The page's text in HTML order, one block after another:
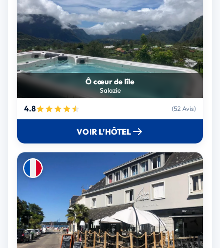
Ô cœur de lîle
Salazie
4.8 (52 Avis)
VOIR L’HÔTEL